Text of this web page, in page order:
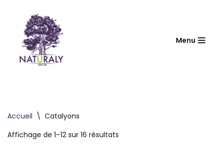
contenu
Menu
Accueil \ Catalyons
Affichage de 1–12 sur 16 résultats